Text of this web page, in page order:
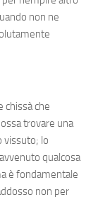
non ne
chissà che
trovare una
vissuto; lo
qualcosa
è fondamentale
non per